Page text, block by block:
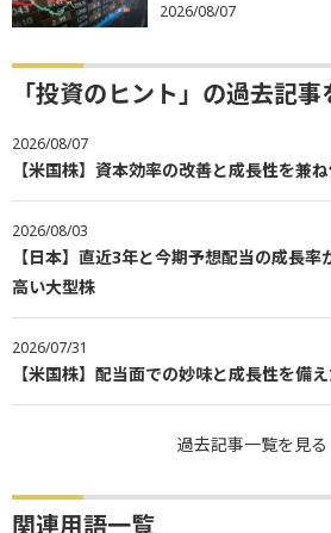
2026/08/07
「投資のヒント」の過去記
2026/08/07
【米国株】資本効率の改善と成長性を兼
2026/08/03
【日本】直近3年と今期予想配当の成長
高い大型株
2026/07/31
【米国株】配当面での妙味と成長性を備
過去記事一覧を見る
関連用語一覧